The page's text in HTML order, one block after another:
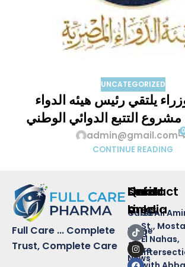
UNCATEGORIZED
يلتقي رئيس هيئه الدواء
التتبع الدوائي الوطني
admin@gmail.com 0
CONTINUE READING
Full Care ... Complete
Trust, Complete Care
Quick
Links
Home
Store
Links
Career
Blog
&
News
Contact
50 Ali
St.,
El Nahas,
social
media